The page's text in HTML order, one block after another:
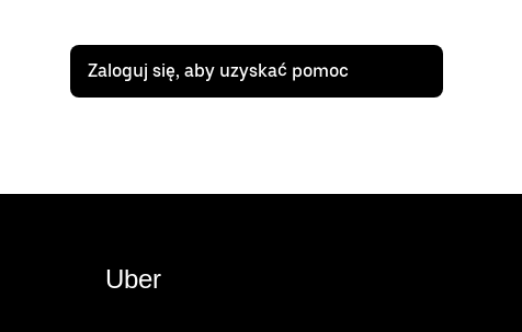
Zaloguj się, aby uzyskać pomoc
Uber